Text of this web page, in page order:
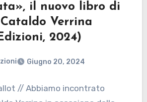
il nuovo libro di
Verrina
2024)
Giugno 20, 2024
// Abbiamo incontrato